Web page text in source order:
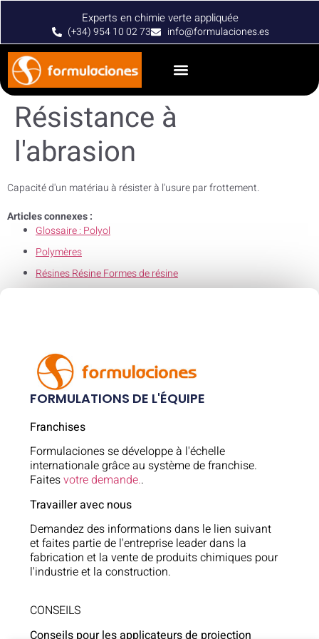
Experts en chimie verte appliquée
(+34) 954 10 02 73 info@formulaciones.es
Résistance à
l'abrasion
Capacité d'un matériau à résister à l'usure par frottement.
Articles connexes :
Glossaire : Polyol
Polymères
Résines Résine Formes de résine
FORMULATIONS DE L'ÉQUIPE
Franchises
Formulaciones se développe à l'échelle
internationale grâce au système de franchise.
Faitesvotre demande..
Travailler avec nous
Demandez des informations dans le lien suivant
et faites partie de l'entreprise leader dans la
fabrication et la vente de produits chimiques pour
l'industrie et la construction.
CONSEILS
Conseils pour les applicateurs de projection